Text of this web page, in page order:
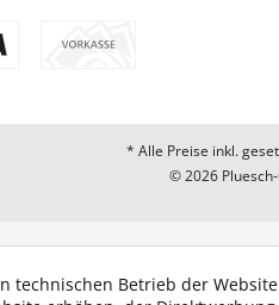
* Alle Preise inkl.
© 2026
technischen Betrieb der